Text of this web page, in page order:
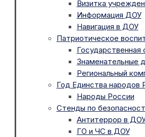
Визитка
Информация ДОУ
Навигация в ДОУ
Патриотическое
Государственная
Знаменательные
Региональный
Год Единства народов
Народы России
Стенды по
Антитеррор в
ГО и ЧС в ДОУ